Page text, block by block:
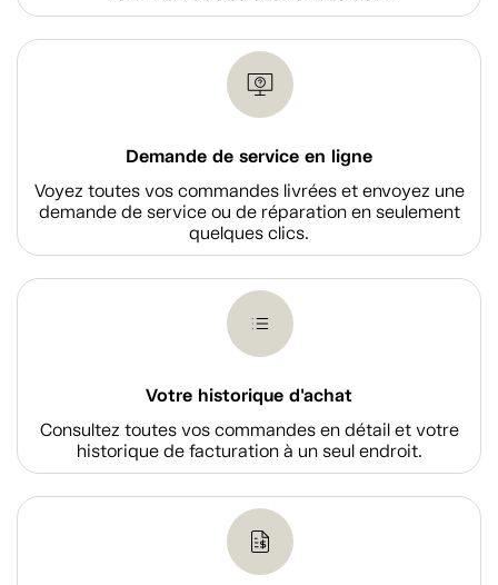
Demande de service en ligne
Voyez toutes vos commandes livrées et envoyez une
demande de service ou de réparation en seulement
quelques clics.
Votre historique d'achat
Consultez toutes vos commandes en détail et votre
historique de facturation à un seul endroit.